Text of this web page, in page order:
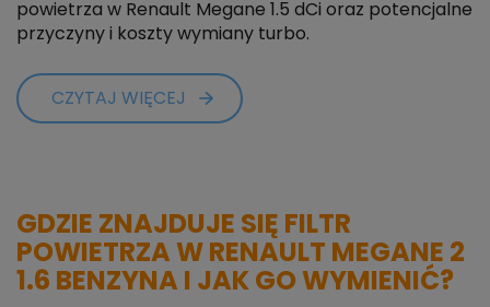
powietrza w Renault Megane 1.5 dCi oraz potencjalne
przyczyny i koszty wymiany turbo.
CZYTAJ WIĘCEJ
GDZIE ZNAJDUJE SIĘ FILTR
POWIETRZA W RENAULT MEGANE 2
1.6 BENZYNA I JAK GO WYMIENIĆ?